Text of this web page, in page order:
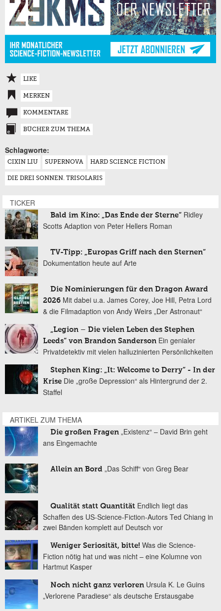
LIKE
MERKEN
KOMMENTARE
BÜCHER ZUM THEMA
Schlagworte:
CIXIN LIU SUPERNOVA HARD SCIENCE FICTION
DIE DREI SONNEN. TRISOLARIS
TICKER
Bald im Kino: „Das Ende der Sterne“ Ridley
Scotts Adaption von Peter Hellers Roman
TV-Tipp: „Europas Griff nach den Sternen“
Dokumentation heute auf Arte
Die Nominierungen für den Dragon Award
2026 Mit dabei u.a. James Corey, Joe Hill, Petra Lord
& die Filmadaption von Andy Weirs „Der Astronaut“
„Legion – Die vielen Leben des Stephen
Leeds“ von Brandon Sanderson Ein genialer
Privatdetektiv mit vielen halluzinierten Persönlichkeiten
Stephen King: „It: Welcome to Derry“ - In der
Krise Die „große Depression“ als Hintergrund der 2.
Staffel
ARTIKEL ZUM THEMA
Die großen Fragen „Existenz“ – David Brin geht
ans Eingemachte
Allein an Bord „Das Schiff“ von Greg Bear
Qualität statt Quantität Endlich liegt das
Schaffen des US-Science-Fiction-Autors Ted Chiang in
zwei Bänden komplett auf Deutsch vor
Weniger Seriosität, bitte! Was die Science-
Fiction nötig hat und was nicht – eine Kolumne von
Hartmut Kasper
Noch nicht ganz verloren Ursula K. Le Guins
„Verlorene Paradiese“ als deutsche Erstausgabe